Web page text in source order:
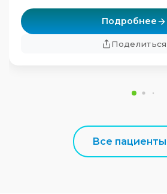
Подробнее
Поделиться
Все пациенты